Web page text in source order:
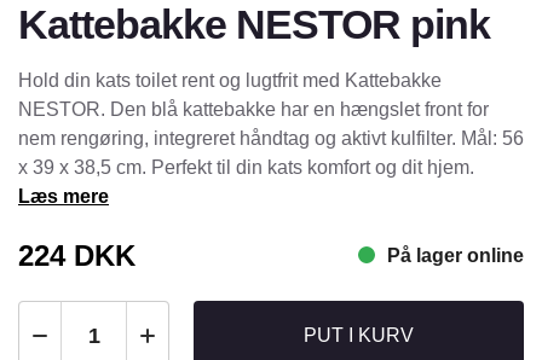
Kattebakke NESTOR pink
Hold din kats toilet rent og lugtfrit med Kattebakke
NESTOR. Den blå kattebakke har en hængslet front for
nem rengøring, integreret håndtag og aktivt kulfilter. Mål: 56
x 39 x 38,5 cm. Perfekt til din kats komfort og dit hjem.
Læs mere
224DKK På lager online
PUT I KURV